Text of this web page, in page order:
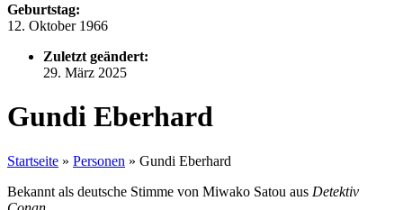
Geburtstag:
12. Oktober 1966
Zuletzt geändert:
29. März 2025
Gundi Eberhard
Startseite » Personen » Gundi Eberhard
Bekannt als deutsche Stimme von Miwako Satou aus Detektiv